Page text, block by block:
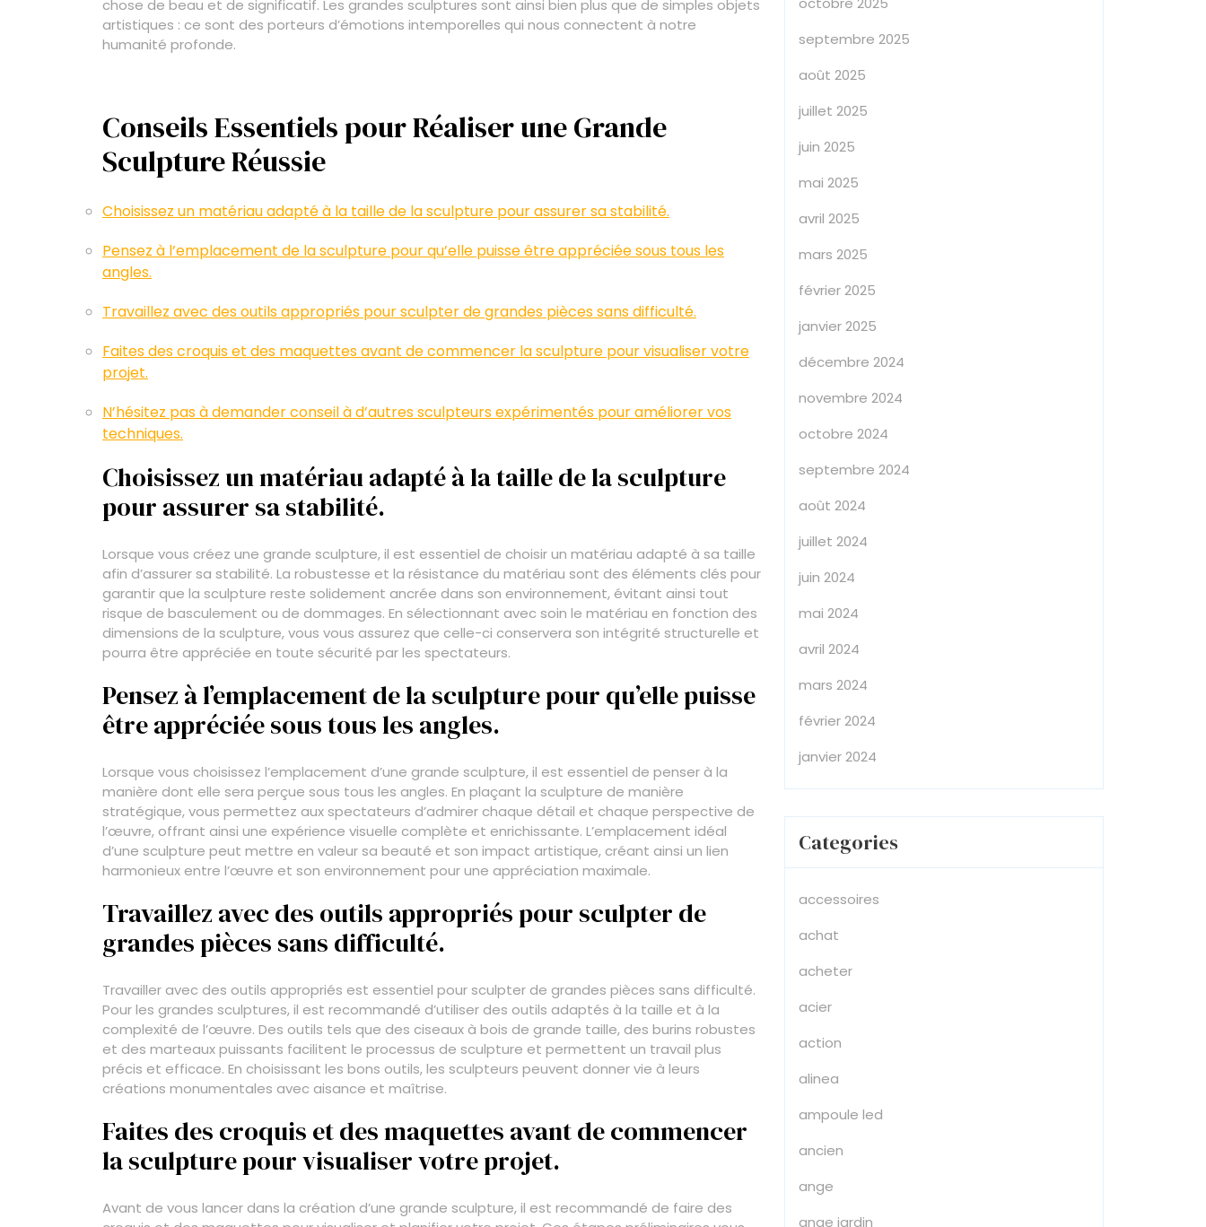
chose de beau et de significatif. Les grandes sculptures sont ainsi bien plus que de simples objets
artistiques : ce sont des porteurs d’émotions intemporelles qui nous connectent à notre
humanité profonde.
Conseils Essentiels pour Réaliser une Grande
Sculpture Réussie
Choisissez un matériau adapté à la taille de la sculpture pour assurer sa stabilité.
Pensez à l’emplacement de la sculpture pour qu’elle puisse être appréciée sous tous les
angles.
Travaillez avec des outils appropriés pour sculpter de grandes pièces sans difficulté.
Faites des croquis et des maquettes avant de commencer la sculpture pour visualiser votre
projet.
N’hésitez pas à demander conseil à d’autres sculpteurs expérimentés pour améliorer vos
techniques.
Choisissez un matériau adapté à la taille de la sculpture
pour assurer sa stabilité.
Lorsque vous créez une grande sculpture, il est essentiel de choisir un matériau adapté à sa taille
afin d’assurer sa stabilité. La robustesse et la résistance du matériau sont des éléments clés pour
garantir que la sculpture reste solidement ancrée dans son environnement, évitant ainsi tout
risque de basculement ou de dommages. En sélectionnant avec soin le matériau en fonction des
dimensions de la sculpture, vous vous assurez que celle-ci conservera son intégrité structurelle et
pourra être appréciée en toute sécurité par les spectateurs.
Pensez à l’emplacement de la sculpture pour qu’elle puisse
être appréciée sous tous les angles.
Lorsque vous choisissez l’emplacement d’une grande sculpture, il est essentiel de penser à la
manière dont elle sera perçue sous tous les angles. En plaçant la sculpture de manière
stratégique, vous permettez aux spectateurs d’admirer chaque détail et chaque perspective de
l’œuvre, offrant ainsi une expérience visuelle complète et enrichissante. L’emplacement idéal
d’une sculpture peut mettre en valeur sa beauté et son impact artistique, créant ainsi un lien
harmonieux entre l’œuvre et son environnement pour une appréciation maximale.
Travaillez avec des outils appropriés pour sculpter de
grandes pièces sans difficulté.
Travailler avec des outils appropriés est essentiel pour sculpter de grandes pièces sans difficulté.
Pour les grandes sculptures, il est recommandé d’utiliser des outils adaptés à la taille et à la
complexité de l’œuvre. Des outils tels que des ciseaux à bois de grande taille, des burins robustes
et des marteaux puissants facilitent le processus de sculpture et permettent un travail plus
précis et efficace. En choisissant les bons outils, les sculpteurs peuvent donner vie à leurs
créations monumentales avec aisance et maîtrise.
Faites des croquis et des maquettes avant de commencer
la sculpture pour visualiser votre projet.
Avant de vous lancer dans la création d’une grande sculpture, il est recommandé de faire des
septembre 2025
août 2025
juillet 2025
juin 2025
mai 2025
avril 2025
mars 2025
février 2025
janvier 2025
décembre 2024
novembre 2024
octobre 2024
septembre 2024
août 2024
juillet 2024
juin 2024
mai 2024
avril 2024
mars 2024
février 2024
janvier 2024
Categories
accessoires
achat
acheter
acier
action
alinea
ampoule led
ancien
ange
ange jardin